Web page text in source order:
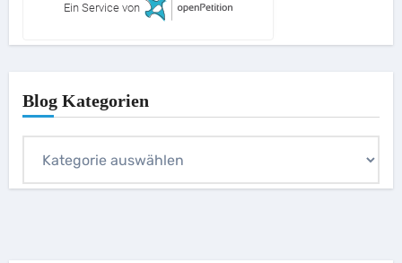
Ein Service von
Blog Kategorien
Kategorien